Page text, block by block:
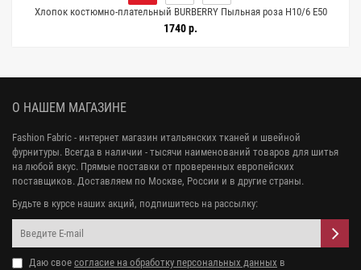
Хлопок костюмно-плательный BURBERRY Пыльная роза H10/6 E50
25072610
1740 р.
О НАШЕМ МАГАЗИНЕ
Fashion Fabric - интернет магазин итальянских тканей и швейной
фурнитуры. Всегда в наличии - тысячи наименований товаров для шитья
на любой вкус. Прямые поставки от проверенных европейских
поставщиков. Доставляем по Москве, России и в другие страны.
Будьте в курсе наших акций, подпишитесь на рассылку:
Даю свое согласие на обработку персональных данных в